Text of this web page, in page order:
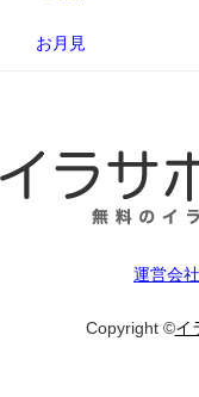
お月見
運営会
Copyright ©イ